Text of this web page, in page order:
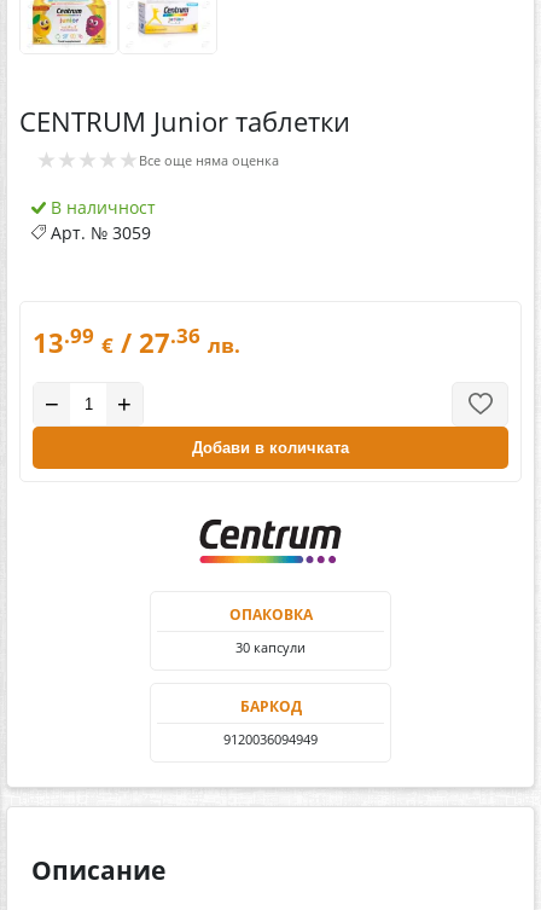
CENTRUM Junior таблетки
★★★★★ Все още няма оценка
В наличност
Арт. № 3059
13.99 € / 27.36 лв.
− +
Добави в количката
ОПАКОВКА
30 капсули
БАРКОД
9120036094949
Описание